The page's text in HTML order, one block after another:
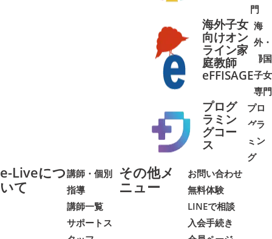
門
海外子女
向けオン
ライン家
庭教師
eFFISAGE
海
外・
帰国
子女
専門
➜➜
プログ
ラミン
グコー
ス
プロ
グラ
ミン
グ
➜➜
e-Liveにつ
いて
講師・個別
指導
講師一覧
サポートス
その他メ
ニュー
お問い合わせ
無料体験
LINEで相談
入会手続き